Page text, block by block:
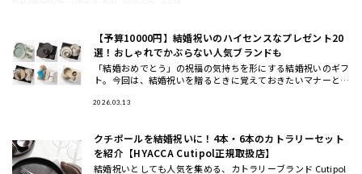
【予算10000円】結婚祝いのハイセンスなプレゼント20
選！おしゃれでかぶらない人気ブランドも
「結婚おめでとう」の祝福の気持ちを形にする結婚祝いのギフ
ト。今回は、結婚祝いを贈るときに覚えておきたいマナーと、
すめのギフト
2026.03.13
クチポールを結婚祝いに！4本・6本のカトラリーセット
を紹介【HYACCA Cutipol正規取扱店】
結婚祝いとしても人気を集める、カトラリーブランド Cutipol